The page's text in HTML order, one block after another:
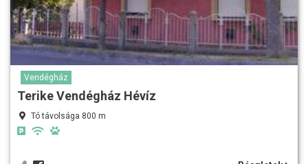
Vendégház
Terike Vendégház Hévíz
Tó távolsága 800 m